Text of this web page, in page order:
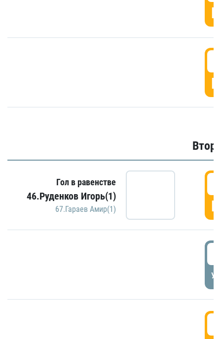
Гол в равенстве
46.Руденков Игорь(1)
67.Гараев Амир(1)